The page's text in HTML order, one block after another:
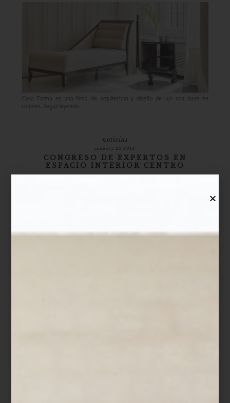
Casa Forma es una firma de arquitectura y diseño de lujo con base en
Londres. Seguir leyendo…
noticias
january 25 2013
CONGRESO DE EXPERTOS EN
ESPACIO INTERIOR CENTRO